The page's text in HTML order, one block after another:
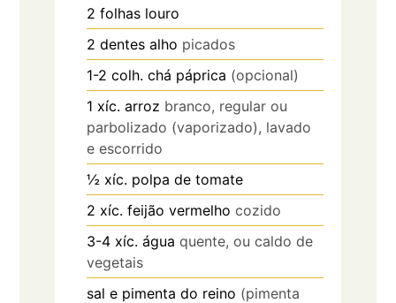
2 folhas louro
2 dentes alho picados
1-2 colh. chá páprica (opcional)
1 xíc. arroz branco, regular ou
parbolizado (vaporizado), lavado
e escorrido
½ xíc. polpa de tomate
2 xíc. feijão vermelho cozido
3-4 xíc. água quente, ou caldo de
vegetais
sal e pimenta do reino (pimenta